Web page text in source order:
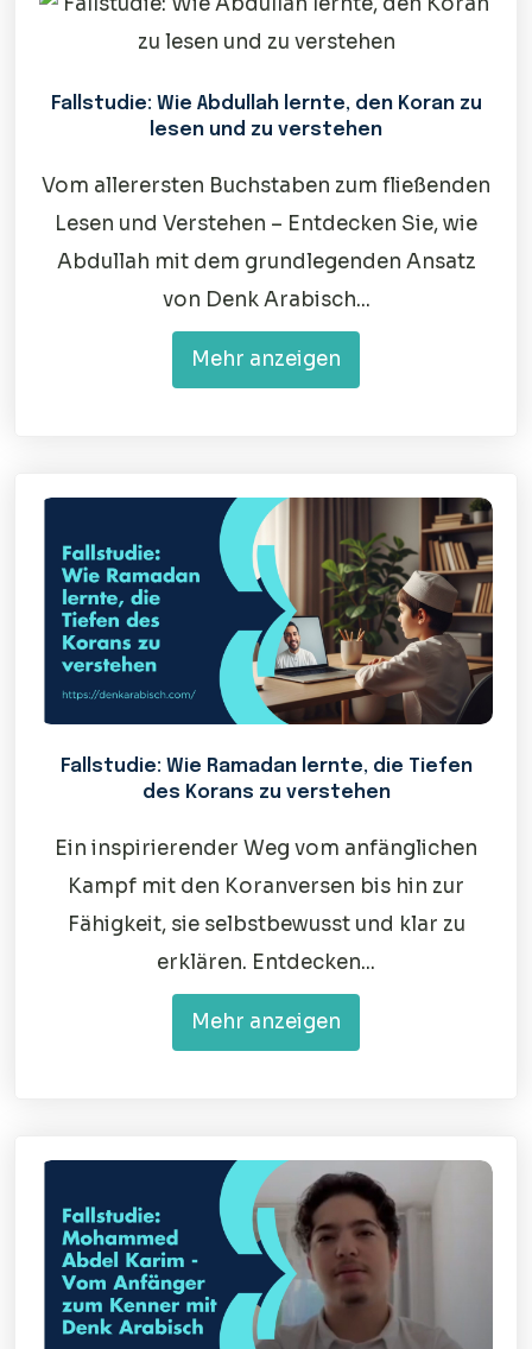
Fallstudie: Wie Abdullah lernte, den Koran zu
lesen und zu verstehen
Vom allerersten Buchstaben zum fließenden
Lesen und Verstehen – Entdecken Sie, wie
Abdullah mit dem grundlegenden Ansatz
von Denk Arabisch...
Mehr anzeigen
Fallstudie: Wie Ramadan lernte, die Tiefen
des Korans zu verstehen
Ein inspirierender Weg vom anfänglichen
Kampf mit den Koranversen bis hin zur
Fähigkeit, sie selbstbewusst und klar zu
erklären. Entdecken...
Mehr anzeigen